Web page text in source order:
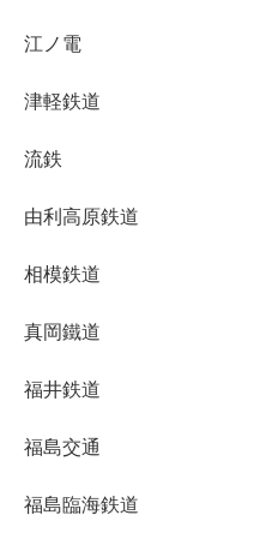
江ノ電
津軽鉄道
流鉄
由利高原鉄道
相模鉄道
真岡鐵道
福井鉄道
福島交通
福島臨海鉄道